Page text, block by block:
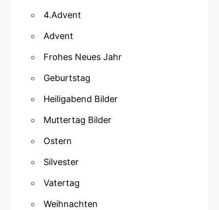
4.Advent
Advent
Frohes Neues Jahr
Geburtstag
Heiligabend Bilder
Muttertag Bilder
Ostern
Silvester
Vatertag
Weihnachten